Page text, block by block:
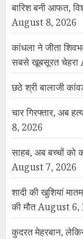
बारिश बनी आफत,
August 8, 2026
कांधला ने जीता
सबसे खूबसूरत चेहरा
छठे श्री बालाजी
चार गिरफ्तार, अब
8, 2026
साहब, अब बच्चों को
August 7, 2026
शादी की खुशियां
की मौतAugust 6,
कुदरत मेहरबान,